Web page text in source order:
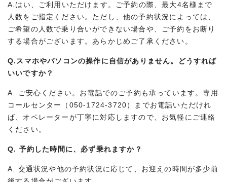
A.はい、ご利用いただけます。ご予約の際、最大4名様まで
人数をご指定ください。ただし、他の予約状況によっては、
ご希望の人数で乗り合いができない場合や、ご予約をお断り
する場合がございます。あらかじめご了承ください。
Q.スマホやパソコンの操作に自信がありません。どうすれば
いいですか？
A. ご安心ください。お電話でのご予約も承っています。専用
コールセンター（050-1724-3720）までお電話いただけれ
ば、オペレーターが丁寧に対応しますので、お気軽にご連絡
ください。
Q. 予約した時間に、必ず乗れますか？
A. 交通状況や他の予約状況に応じて、お迎えの時間が多少前